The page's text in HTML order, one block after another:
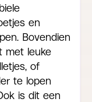
en
Bovendien
met leuke
of
te lopen
is dit een